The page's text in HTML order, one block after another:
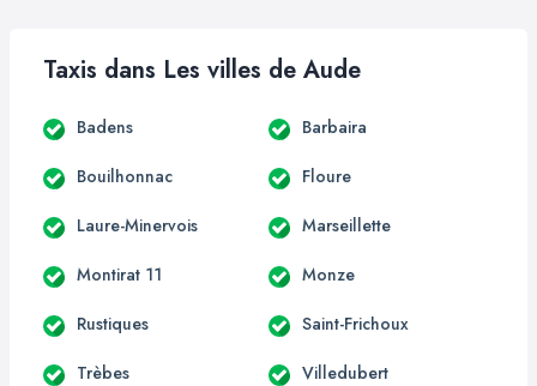
Taxis dans Les villes de Aude
Badens Barbaira
Bouilhonnac Floure
Laure-Minervois Marseillette
Montirat 11 Monze
Rustiques Saint-Frichoux
Trèbes Villedubert